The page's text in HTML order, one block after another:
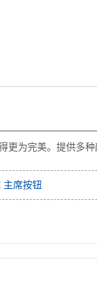
更为完美。提供多
主席按钮